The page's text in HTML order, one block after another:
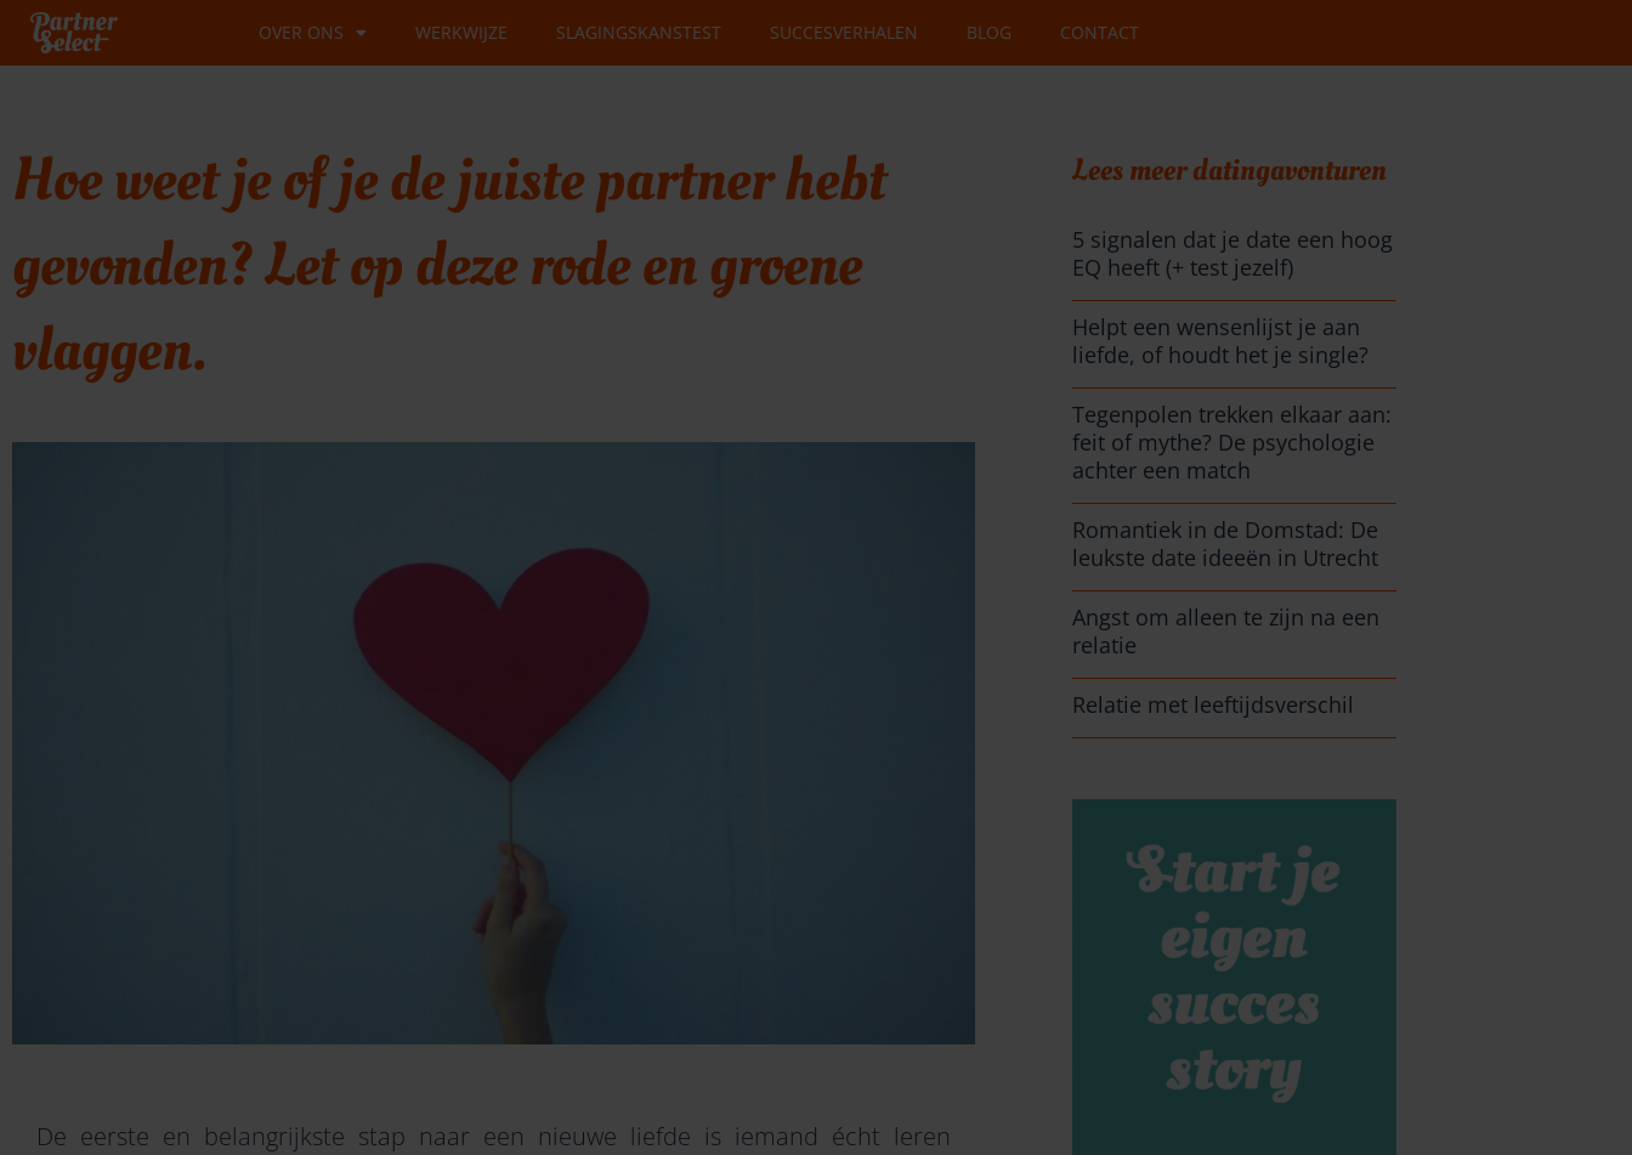
naar
OVER ONS WERKWIJZE SLAGINGSKANSTEST SUCCESVERHALEN BLOG CONTACT
Hoe weet je of je de juiste partner hebt
gevonden? Let op deze rode en groene
vlaggen.
De eerste en belangrijkste stap naar een nieuwe liefde is iemand écht leren
Lees meer datingavonturen
5 signalen dat je date een hoog
EQ heeft (+ test jezelf)
Helpt een wensenlijst je aan
liefde, of houdt het je single?
Tegenpolen trekken elkaar aan:
feit of mythe? De psychologie
achter een match
Romantiek in de Domstad: De
leukste date ideeën in Utrecht
Angst om alleen te zijn na een
relatie
Relatie met leeftijdsverschil